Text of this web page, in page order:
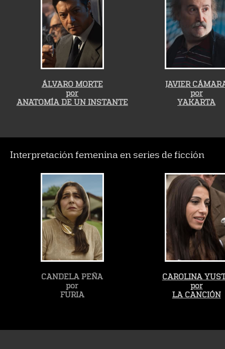
ÁLVARO MORTE
por
ANATOMÍA DE UN INSTANTE
JAVIER
por
YAKARTA
Interpretación femenina en series de ficción
CANDELA PEÑA
por
FURIA
CAROLINA
por
LA CANCIÓN